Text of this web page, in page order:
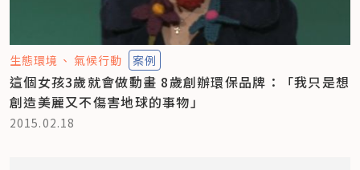
生態環境 氣候行動 案例
這個女孩3歲就會做動畫 8歲創辦環保品牌：「我只是想
創造美麗又不傷害地球的事物」
2015.02.18